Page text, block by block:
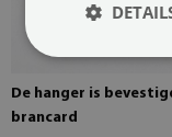
De hanger is
brancard